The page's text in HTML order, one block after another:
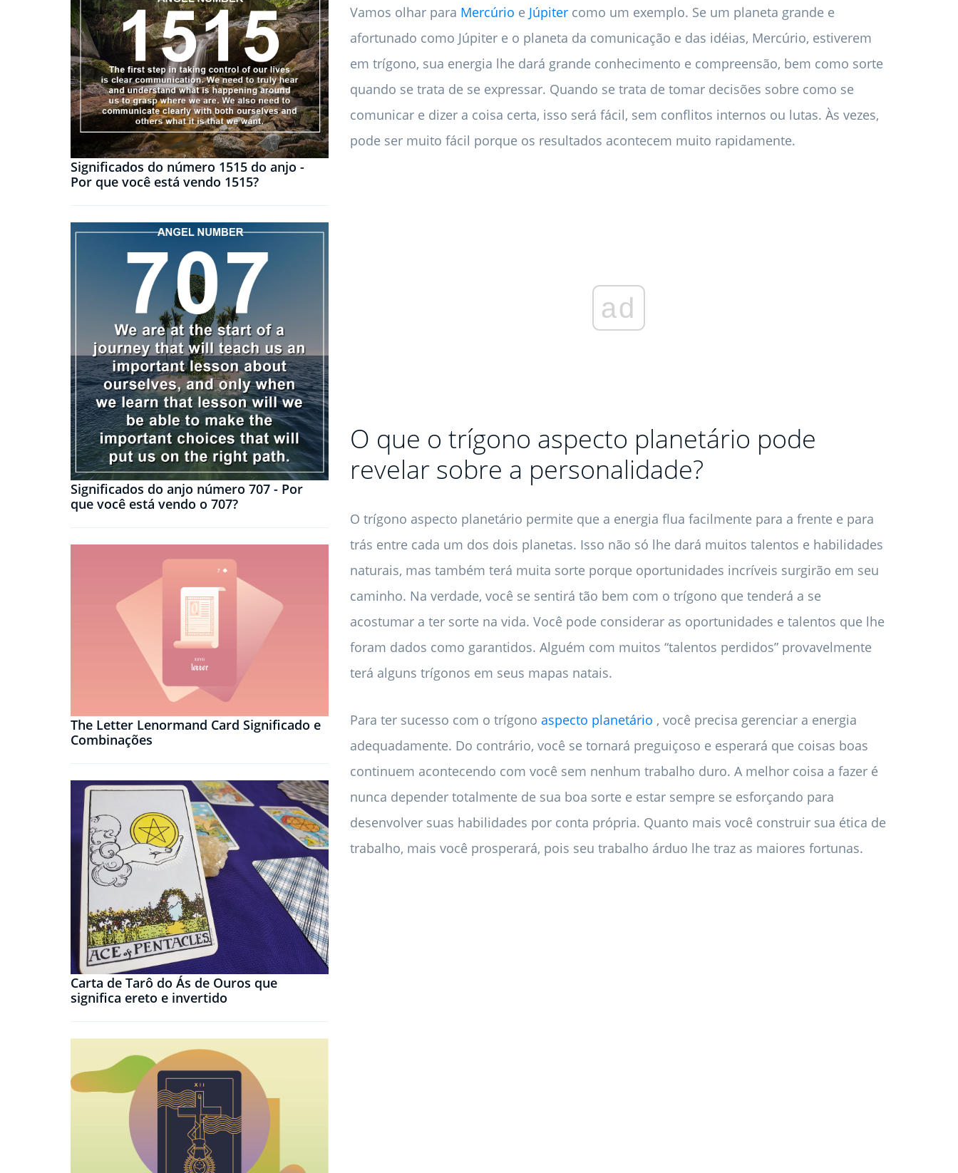
Significados do número 1515 do anjo -
Por que você está vendo 1515?
Significados do anjo número 707 - Por
que você está vendo o 707?
The Letter Lenormand Card Significado e
Combinações
Carta de Tarô do Ás de Ouros que
significa ereto e invertido
Vamos olhar para Mercúrio e Júpiter como um exemplo. Se um planeta grande e
afortunado como Júpiter e o planeta da comunicação e das idéias, Mercúrio, estiverem
em trígono, sua energia lhe dará grande conhecimento e compreensão, bem como sorte
quando se trata de se expressar. Quando se trata de tomar decisões sobre como se
comunicar e dizer a coisa certa, isso será fácil, sem conflitos internos ou lutas. Às vezes,
pode ser muito fácil porque os resultados acontecem muito rapidamente.
ad
O que o trígono aspecto planetário pode
revelar sobre a personalidade?
O trígono aspecto planetário permite que a energia flua facilmente para a frente e para
trás entre cada um dos dois planetas. Isso não só lhe dará muitos talentos e habilidades
naturais, mas também terá muita sorte porque oportunidades incríveis surgirão em seu
caminho. Na verdade, você se sentirá tão bem com o trígono que tenderá a se
acostumar a ter sorte na vida. Você pode considerar as oportunidades e talentos que lhe
foram dados como garantidos. Alguém com muitos “talentos perdidos” provavelmente
terá alguns trígonos em seus mapas natais.
Para ter sucesso com o trígono aspecto planetário , você precisa gerenciar a energia
adequadamente. Do contrário, você se tornará preguiçoso e esperará que coisas boas
continuem acontecendo com você sem nenhum trabalho duro. A melhor coisa a fazer é
nunca depender totalmente de sua boa sorte e estar sempre se esforçando para
desenvolver suas habilidades por conta própria. Quanto mais você construir sua ética de
trabalho, mais você prosperará, pois seu trabalho árduo lhe traz as maiores fortunas.